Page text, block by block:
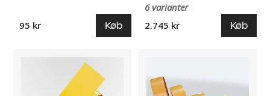
95 kr Køb
6 varianter
2.745 kr
Køb
Gulvmarkering